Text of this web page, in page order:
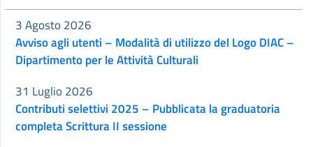
Avviso agli utenti – Modalità di utilizzo del Logo DIAC –
Dipartimento per le Attività Culturali
3 Agosto 2026
Contributi selettivi 2025 – Pubblicata la graduatoria
completa Scrittura II sessione
31 Luglio 2026